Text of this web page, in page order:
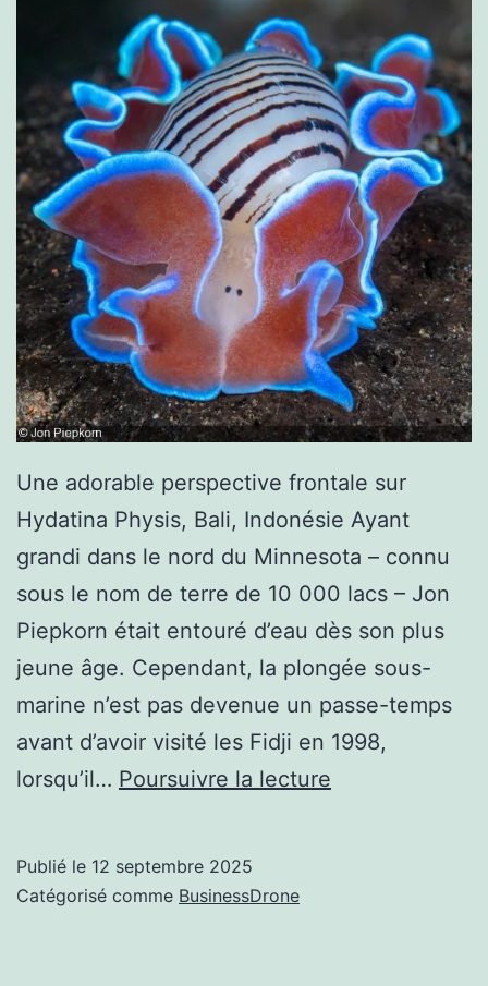
Une adorable perspective frontale sur
Hydatina Physis, Bali, Indonésie Ayant
grandi dans le nord du Minnesota – connu
sous le nom de terre de 10 000 lacs – Jon
Piepkorn était entouré d’eau dès son plus
jeune âge. Cependant, la plongée sous-
marine n’est pas devenue un passe-temps
avant d’avoir visité les Fidji en 1998,
lorsqu’il… Poursuivre la lecture
Publié le 12 septembre 2025
Catégorisé comme BusinessDrone